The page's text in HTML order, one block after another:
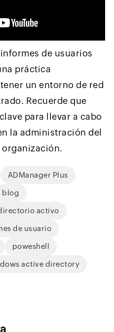
de usuarios
práctica
un entorno de red
Recuerde que
para llevar a cabo
la administración del
organización.
ADManager Plus
blog
activo
de usuario
poweshell
active directory